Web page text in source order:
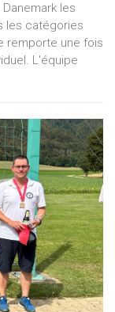
les
les catégories
remporte une fois
L'équipe